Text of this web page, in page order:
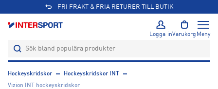
FRI FRAKT & FRIA RETURER TILL BUTIK
Logga inVarukorg Meny
Hockeyskridskor
Hockeyskridskor INT
Vizion INT hockeyskridskor